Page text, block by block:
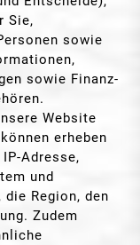
Sie,
sowie
sowie Finanz-
Website
erheben
Adresse,
und
Region, den
Zudem